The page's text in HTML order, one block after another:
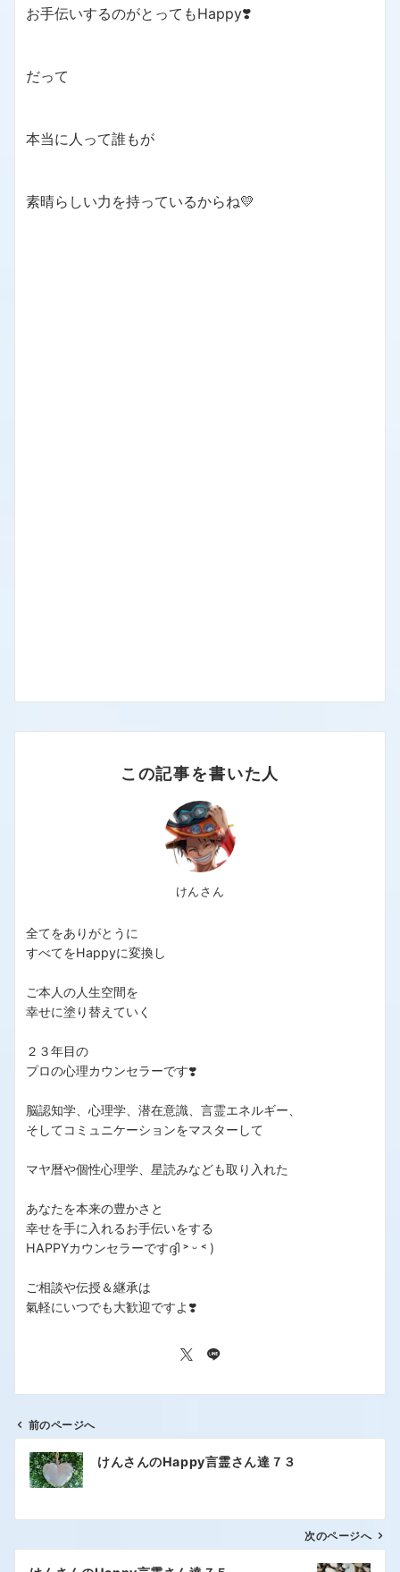
お手伝いするのがとってもHappy❣️
だって
本当に人って誰もが
素晴らしい力を持っているからね💛
この記事を書いた人
けんさん
全てをありがとうに
すべてをHappyに変換し
ご本人の人生空間を
幸せに塗り替えていく
２３年目の
プロの心理カウンセラーです❣️
脳認知学、心理学、潜在意識、言霊エネルギー、
そしてコミュニケーションをマスターして
マヤ暦や個性心理学、星読みなども取り入れた
あなたを本来の豊かさと
幸せを手に入れるお手伝いをする
HAPPYカウンセラーですദ്ദി ˃ ᵕ ˂ )
ご相談や伝授＆継承は
氣軽にいつでも大歓迎ですよ❣️
前のページへ
けんさんのHappy言霊さん達７３
次のページへ